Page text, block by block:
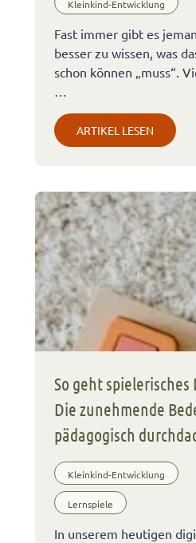
Kleinkind-Entwicklung
Fast immer gibt es
besser zu wissen, was
schon können „muss“.
ARTIKEL LESEN
So geht
Die zunehmende
pädagogisch
Kleinkind-Entwicklung
Lernspiele
In unserem heutigen